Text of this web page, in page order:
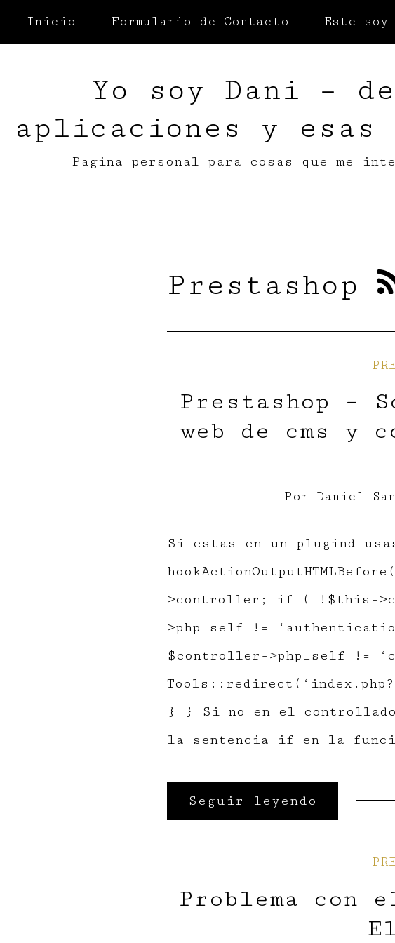
Inicio Formulario de Contacto Este soy
Yo soy Dani –
aplicaciones y esas
Pagina personal para cosas que me
Prestashop
Prestashop –
web de cms y
Por Daniel
Si estas en un plugind
>controller; if ( !$this-
>php_self !=
$controller->php_self !=
} } Si no en el
la sentencia if en la
Seguir leyendo
Problema con